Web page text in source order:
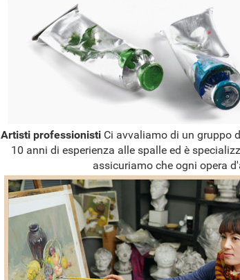
Artisti professionisti Ci avvaliamo di un gruppo
10 anni di esperienza alle spalle ed è
assicuriamo che ogni opera